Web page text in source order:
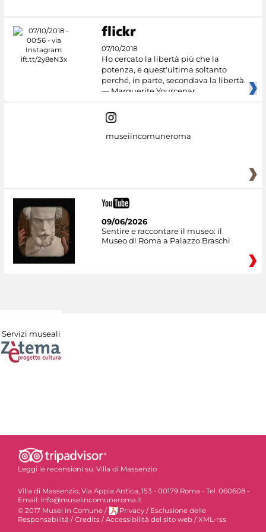
07/10/2018
Ho cercato la libertà più che la
potenza, e quest'ultima soltanto
perché, in parte, secondava la libertà.
— Marguerite Yourcenar
museiincomuneroma
09/06/2026
Sentire e raccontare il museo: il
Museo di Roma a Palazzo Braschi
Servizi museali
Leggi le recensioni su: Villa di Massenzio
Villa di Massenzio, Via Appia Antica, 153 - 00179 Roma - Tel. 060608 -
Email: info@museiincomuneroma.it
© 2017 Musei in Comune / Privacy / Esclusione delle
Responsabilità /Credits /Accessibilità del sito web /XML-rss